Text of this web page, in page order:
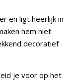
en ligt heerlijk in
hem niet
decoratief
je voor op het